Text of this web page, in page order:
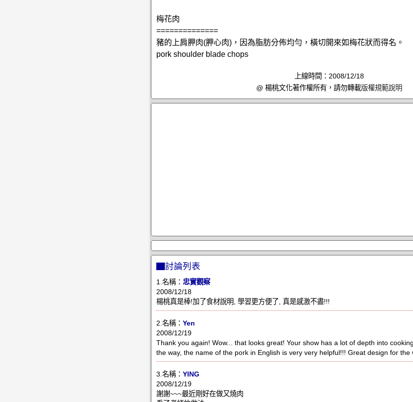
梅花肉
==============
豬的上肩胛肉(胛心肉)，因為脂肪分佈均勻，橫切開來如梅花狀而得名。
pork shoulder blade chops
上線時間：2008/12/18
@ 楊桃文化著作權所有，請勿轉載版權規範說明
▇討論列表
1.名稱： 忠實觀察
2008/12/18
楊桃真是棒!加了食材說明, 學習更方便了, 真是感激不盡!!!
2.名稱： Yen
2008/12/19
Thank you again! Wow... that looks great! Your show has a lot of depth into
the way, the name of the pork in English is very very helpful!!! Great design for the
3.名稱： YING
2008/12/19
謝謝~~~最近剛好在做又燒肉